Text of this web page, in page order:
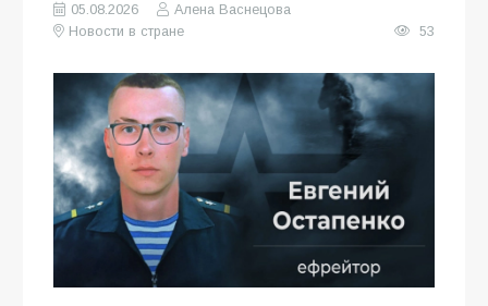
05.08.2026
Алена Васнецова
Новости в стране
53